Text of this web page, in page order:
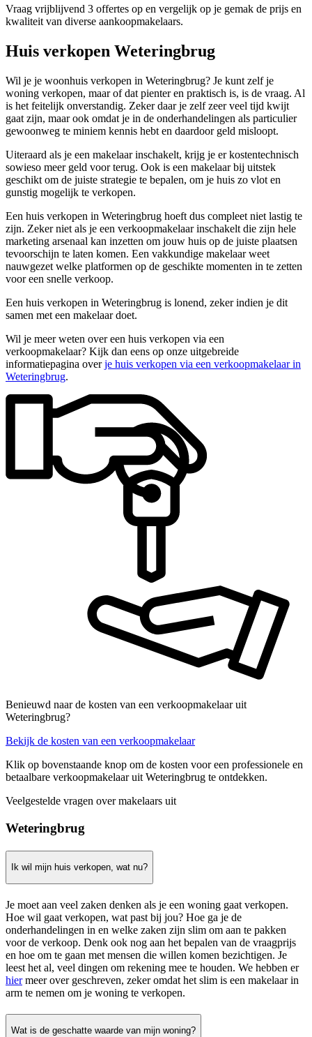
Vraag vrijblijvend 3 offertes op en vergelijk op je gemak de prijs en
kwaliteit van diverse aankoopmakelaars.
Huis verkopen Weteringbrug
Wil je je woonhuis verkopen in Weteringbrug? Je kunt zelf je
woning verkopen, maar of dat pienter en praktisch is, is de vraag. Al
is het feitelijk onverstandig. Zeker daar je zelf zeer veel tijd kwijt
gaat zijn, maar ook omdat je in de onderhandelingen als particulier
gewoonweg te miniem kennis hebt en daardoor geld misloopt.
Uiteraard als je een makelaar inschakelt, krijg je er kostentechnisch
sowieso meer geld voor terug. Ook is een makelaar bij uitstek
geschikt om de juiste strategie te bepalen, om je huis zo vlot en
gunstig mogelijk te verkopen.
Een huis verkopen in Weteringbrug hoeft dus compleet niet lastig te
zijn. Zeker niet als je een verkoopmakelaar inschakelt die zijn hele
marketing arsenaal kan inzetten om jouw huis op de juiste plaatsen
tevoorschijn te laten komen. Een vakkundige makelaar weet
nauwgezet welke platformen op de geschikte momenten in te zetten
voor een snelle verkoop.
Een huis verkopen in Weteringbrug is lonend, zeker indien je dit
samen met een makelaar doet.
Wil je meer weten over een huis verkopen via een
verkoopmakelaar? Kijk dan eens op onze uitgebreide
informatiepagina overje huis verkopen via een verkoopmakelaar in
Weteringbrug.
Benieuwd naar de kosten van een verkoopmakelaar uit
Weteringbrug?
Bekijk de kosten van een verkoopmakelaar
Klik op bovenstaande knop om de kosten voor een professionele en
betaalbare verkoopmakelaar uit Weteringbrug te ontdekken.
Veelgestelde vragen over makelaars uit
Weteringbrug
Ik wil mijn huis verkopen, wat nu?
Je moet aan veel zaken denken als je een woning gaat verkopen.
Hoe wil gaat verkopen, wat past bij jou? Hoe ga je de
onderhandelingen in en welke zaken zijn slim om aan te pakken
voor de verkoop. Denk ook nog aan het bepalen van de vraagprijs
en hoe om te gaan met mensen die willen komen bezichtigen. Je
leest het al, veel dingen om rekening mee te houden. We hebben er
hiermeer over geschreven, zeker omdat het slim is een makelaar in
arm te nemen om je woning te verkopen.
Wat is de geschatte waarde van mijn woning?